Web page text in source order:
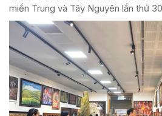
miền Trung và Tây Nguyên lần thứ